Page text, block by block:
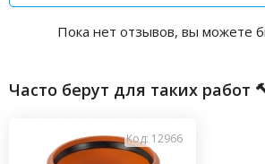
Пока нет отзывов, вы можете
Часто берут для таких работ
Код: 12966